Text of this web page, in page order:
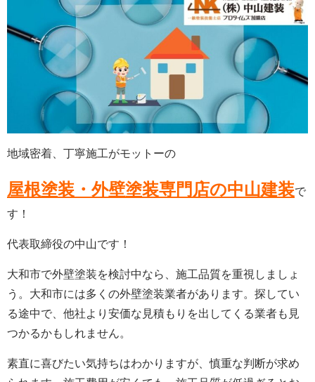
地域密着、丁寧施工がモットーの
屋根塗装・外壁塗装専門店の中山建装で
す！
代表取締役の中山です！
大和市で外壁塗装を検討中なら、施工品質を重視しましょ
う。大和市には多くの外壁塗装業者があります。探してい
る途中で、他社より安価な見積もりを出してくる業者も見
つかるかもしれません。
素直に喜びたい気持ちはわかりますが、慎重な判断が求め